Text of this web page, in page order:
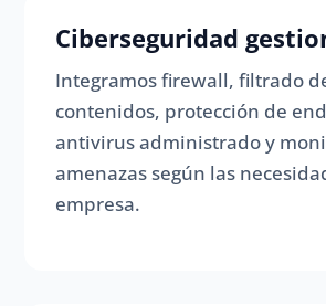
Ciberseguridad
Integramos firewall, filtrado
contenidos, protección de
antivirus administrado y
amenazas según las
empresa.